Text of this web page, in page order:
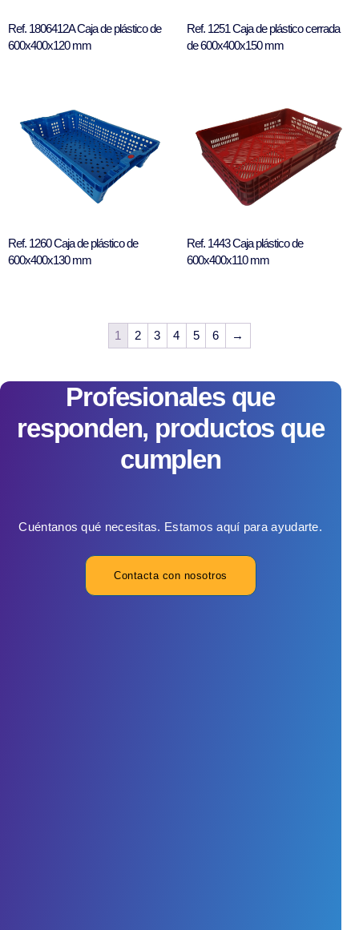
Ref. 1806412A Caja de plástico de
600x400x120 mm
Ref. 1251 Caja de plástico cerrada
de 600x400x150 mm
Ref. 1260 Caja de plástico de
600x400x130 mm
Ref. 1443 Caja plástico de
600x400x110 mm
1 2 3 4 5 6 →
Profesionales que
responden, productos que
cumplen
Cuéntanos qué necesitas. Estamos aquí para ayudarte.
Contacta con nosotros